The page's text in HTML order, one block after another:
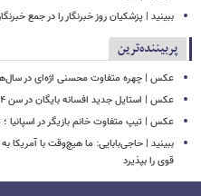
ببینید | پزشکیان روز خبرنگار را در جمع
پربیننده‌ترین
عکس | چهره متفاوت محسنی اژه‌ای در
عکس | استایل جدید افسانه بایگان در سن ۶۴سالگی
عکس | تیپ متفاوت خانم بازیگر در اسپانیا
ببینید | حاجی‌بابایی: ما هیچ‌وقت با آمریکا
قوی را بپذیرد